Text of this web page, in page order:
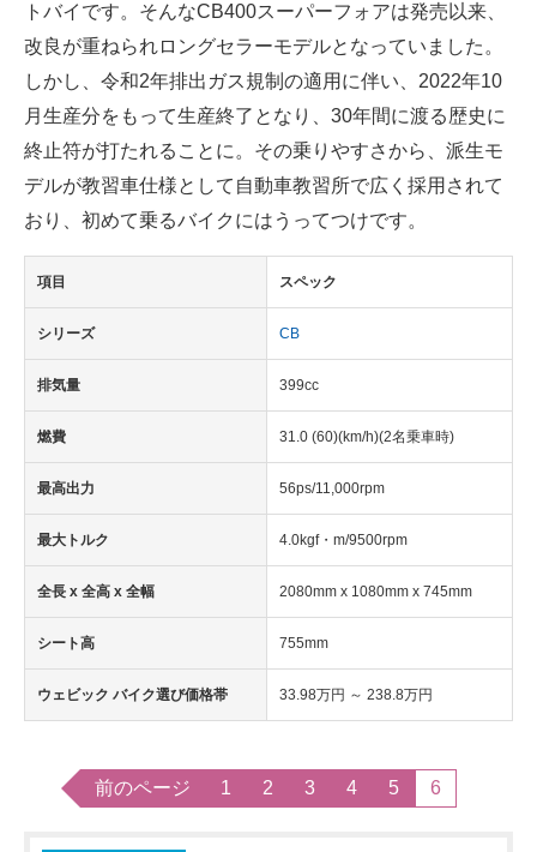
経営リーダーのコミュニティ
ITエンジニア向け専門サイト
IT製品の技術・比較・事例
製造業のIT導入・活用を支援
モノづくり技術者専門サイト
エレクトロニクス専門サイト
電子設計の基本と応用
エネルギーの専門メディア
建設×テクノロジーの最前線
ちょっと気になるネットの話題
トバイです。そんなCB400スーパーフォアは発売以来、
改良が重ねられロングセラーモデルとなっていました。
しかし、令和2年排出ガス規制の適用に伴い、2022年10
月生産分をもって生産終了となり、30年間に渡る歴史に
終止符が打たれることに。その乗りやすさから、派生モ
デルが教習車仕様として自動車教習所で広く採用されて
おり、初めて乗るバイクにはうってつけです。
項目 スペック
シリーズ CB
排気量 399cc
燃費 31.0 (60)(km/h)(2名乗車時)
最高出力 56ps/11,000rpm
最大トルク 4.0kgf・m/9500rpm
全長 x 全高 x 全幅 2080mm x 1080mm x 745mm
シート高 755mm
ウェビック バイク選び価格帯 33.98万円 ～ 238.8万円
前のページ 1 2 3 4 5 6